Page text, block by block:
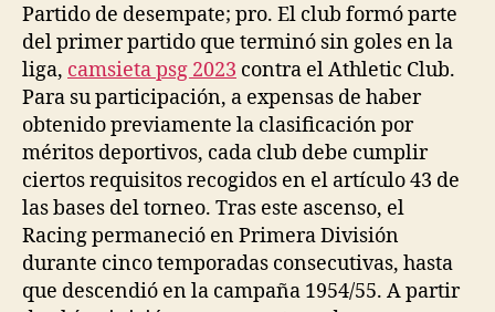
Partido de desempate; pro. El club formó parte
del primer partido que terminó sin goles en la
liga, camsieta psg 2023 contra el Athletic Club.
Para su participación, a expensas de haber
obtenido previamente la clasificación por
méritos deportivos, cada club debe cumplir
ciertos requisitos recogidos en el artículo 43 de
las bases del torneo. Tras este ascenso, el
Racing permaneció en Primera División
durante cinco temporadas consecutivas, hasta
que descendió en la campaña 1954/55. A partir